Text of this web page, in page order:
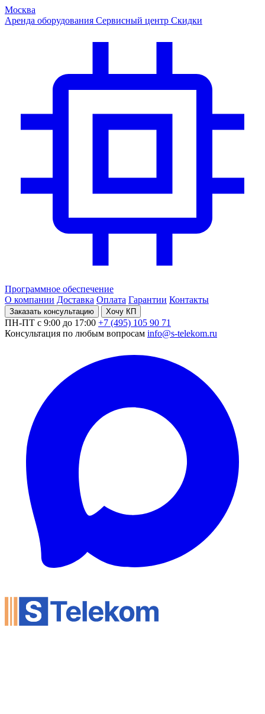
Москва
Аренда оборудования Сервисный центр Скидки
Программное обеспечение
О компании Доставка Оплата Гарантии Контакты
Заказать консультацию Хочу КП
ПН-ПТ с 9:00 до 17:00 +7 (495) 105 90 71
Консультация по любым вопросам info@s-telekom.ru